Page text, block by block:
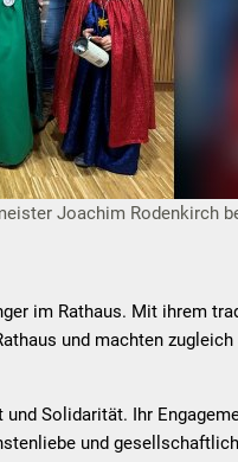
Joachim Rodenkirch
im Rathaus. Mit ihrem
und machten
Solidarität. Ihr
und